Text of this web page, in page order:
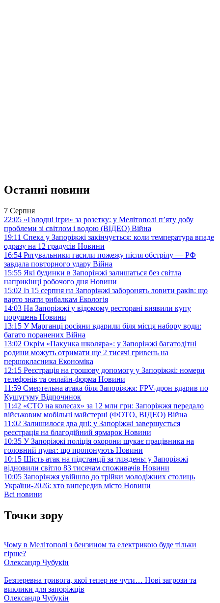
Останні новини
7 Серпня
22:05 «Голодні ігри» за розетку: у Мелітополі п’яту добу
проблеми зі світлом і водою (ВІДЕО) Війна
19:11 Спека у Запоріжжі закінчується: коли температура впаде
одразу на 12 градусів Новини
16:54 Рятувальники гасили пожежу після обстрілу — РФ
завдала повторного удару Війна
15:55 Які будинки в Запоріжжі залишаться без світла
наприкінці робочого дня Новини
15:02 Із 15 серпня на Запоріжжі заборонять ловити раків: що
варто знати рибалкам Екологія
14:03 На Запоріжжі у відомому ресторані виявили купу
порушень Новини
13:15 У Марганці росіяни вдарили біля місця набору води:
багато поранених Війна
13:02 Окрім «Пакунка школяра»: у Запоріжжі багатодітні
родини можуть отримати ще 2 тисячі гривень на
першокласника Економіка
12:15 Реєстрація на грошову допомогу у Запоріжжі: номери
телефонів та онлайн-форма Новини
11:59 Смертельна атака біля Запоріжжя: FPV-дрон вдарив по
Кушугуму Відпочинок
11:42 «СТО на колесах» за 12 млн грн: Запоріжжя передало
військовим мобільні майстерні (ФОТО, ВІДЕО) Війна
11:02 Залишилося два дні: у Запоріжжі завершується
реєстрація на благодійний ярмарок Новини
10:35 У Запоріжжі поліція охорони шукає працівника на
головний пульт: що пропонують Новини
10:15 Шість атак на підстанції за тиждень: у Запоріжжі
відновили світло 83 тисячам споживачів Новини
10:05 Запоріжжя увійшло до трійки молодіжних столиць
України-2026: хто випередив місто Новини
Всі новини
Точки зору
Чому в Мелітополі з бензином та електрикою буде тільки
гірше?
Олександр Чубукін
Безперевна тривога, якої тепер не чути… Нові загрози та
виклики для запоріжців
Олександр Чубукін